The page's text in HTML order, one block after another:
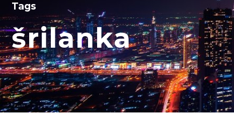
Tags
šrilanka